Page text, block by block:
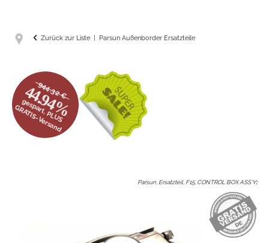
Zurück zur Liste Parsun Außenborder Ersatzteile
944.32 €
44.94%
gespart, PLUS
GRATIS-Versand
Parsun, Ersatzteil, F15, CONTROL BOX ASS‘Y: